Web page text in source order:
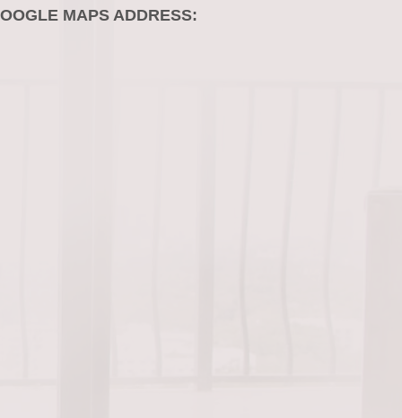
MAPS ADDRESS: